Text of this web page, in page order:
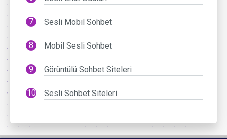
Sesli Mobil Sohbet
Mobil Sesli Sohbet
Görüntülü Sohbet Siteleri
Sesli Sohbet Siteleri